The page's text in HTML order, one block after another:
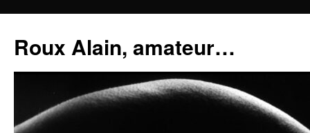
contenu
Roux Alain, amateur…